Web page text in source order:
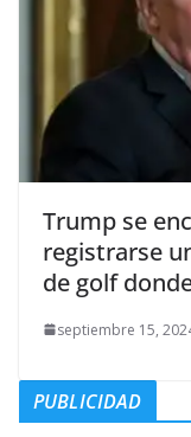
Trump se
registrarse
de golf
septiembre 15,
PUBLICIDAD